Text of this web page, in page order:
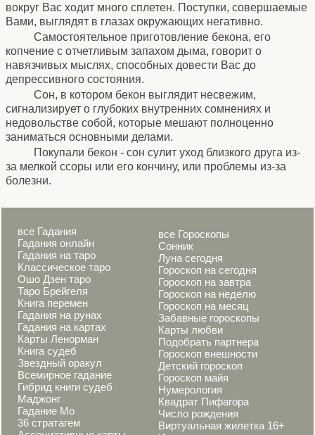
вокруг Вас ходит много сплетен. Поступки, совершаемые
Вами, выглядят в глазах окружающих негативно.
Самостоятельное приготовление бекона, его
копчение с отчетливым запахом дыма, говорит о
навязчивых мыслях, способных довести Вас до
депрессивного состояния.
Сон, в котором бекон выглядит несвежим,
сигнализирует о глубоких внутренних сомнениях и
недовольстве собой, которые мешают полноценно
заниматься основными делами.
Покупали бекон - сон сулит уход близкого друга из-
за мелкой ссоры или его кончину, или проблемы из-за
болезни.
все Гадания
Гадания онлайн
Гадания на таро
Классическое таро
Ошо Дзен таро
Таро Брейгеля
Книга перемен
Гадания на рунах
Гадания на картах
Карты Ленорман
Книга судеб
Звездный оракул
Всемирное гадание
Гибрид книги судеб
Маджонг
Гадание Мо
36 стратагем
все Гороскопы
Сонник
Луна сегодня
Гороскоп на сегодня
Гороскоп на завтра
Гороскоп на неделю
Гороскоп на месяц
Забавные гороскопы
Карты любви
Подобрать партнера
Гороскоп внешности
Детский гороскоп
Гороскоп майя
Нумерология
Квадрат Пифагора
Число рождения
Виртуальная жилетка 16+